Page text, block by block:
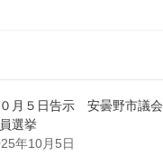
０月５日告示 安曇野市議会
選挙
年10月5日